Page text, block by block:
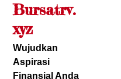
Skip
content
Bursatrv.
xyz
Wujudkan
Aspirasi
Finansial Anda